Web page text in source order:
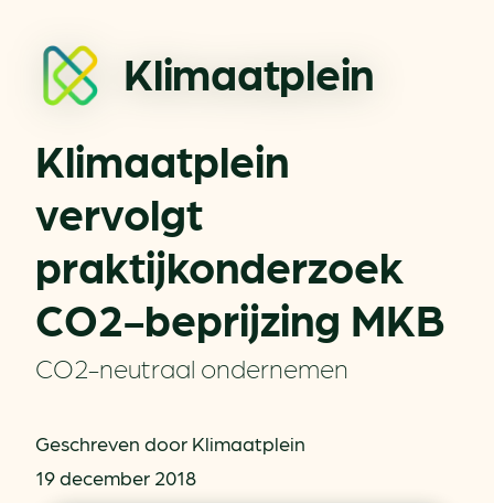
Klimaatplein
Klimaatplein
vervolgt
praktijkonderzoek
CO2-beprijzing MKB
CO2-neutraal ondernemen
Geschreven door Klimaatplein
19 december 2018